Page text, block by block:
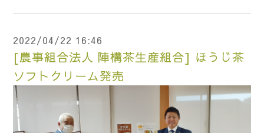
2022/04/22 16:46
[農事組合法人 陣構茶生産組合] ほうじ茶
ソフトクリーム発売